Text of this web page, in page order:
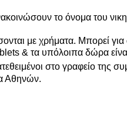
το όνομα του
με χρήματα. Μπορεί
& τα υπόλοιπα δώρα
στο γραφείο
Αθηνών.